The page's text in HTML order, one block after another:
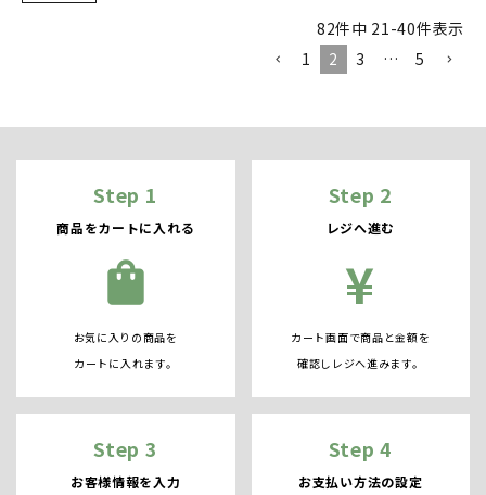
82件中 21 -40件表示
1
2 3 … 5
Step 1
商品をカートに入れる
shopping_bag
お気に入りの商品を
カートに入れます。
Step 2
レジへ進む
¥
カート画面で商品と金額を
確認しレジへ進みます。
Step 3
お客様情報を入力
Step 4
お支払い方法の設定